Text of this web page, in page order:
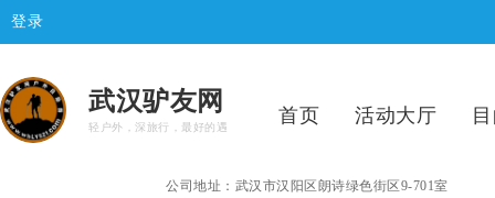
登录
武汉驴友网
轻户外，深旅行，最好的遇
首页 活动大厅
公司地址：武汉市汉阳区朗诗绿色街区9-701室